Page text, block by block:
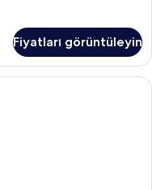
Fiyatları görüntüleyin
Duplex River View |